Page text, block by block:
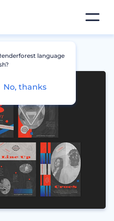
language
No, thanks